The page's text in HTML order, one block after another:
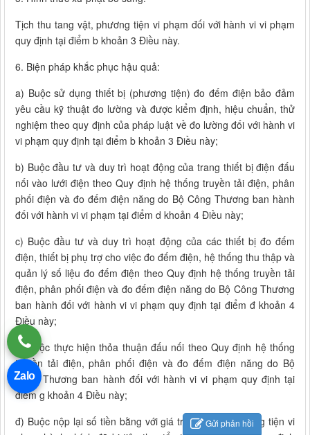
Tịch thu tang vật, phương tiện vi phạm đối với hành vi vi phạm
quy định tại điểm b khoản 3 Điều này.
6. Biện pháp khắc phục hậu quả:
a) Buộc sử dụng thiết bị (phương tiện) đo đếm điện bảo đảm
yêu cầu kỹ thuật đo lường và được kiểm định, hiệu chuẩn, thử
nghiệm theo quy định của pháp luật về đo lường đối với hành vi
vi phạm quy định tại điểm b khoản 3 Điều này;
b) Buộc đầu tư và duy trì hoạt động của trang thiết bị điện đấu
nối vào lưới điện theo Quy định hệ thống truyền tải điện, phân
phối điện và đo đếm điện năng do Bộ Công Thương ban hành
đối với hành vi vi phạm tại điểm d khoản 4 Điều này;
c) Buộc đầu tư và duy trì hoạt động của các thiết bị đo đếm
điện, thiết bị phụ trợ cho việc đo đếm điện, hệ thống thu thập và
quản lý số liệu đo đếm điện theo Quy định hệ thống truyền tải
điện, phân phối điện và đo đếm điện năng do Bộ Công Thương
ban hành đối với hành vi vi phạm quy định tại điểm đ khoản 4
Điều này;
d) Buộc thực hiện thỏa thuận đấu nối theo Quy định hệ thống
truyền tải điện, phân phối điện và đo đếm điện năng do Bộ
Công Thương ban hành đối với hành vi vi phạm quy định tại
điểm g khoản 4 Điều này;
đ) Buộc nộp lại số tiền bằng với giá trị tang vật, phương tiện vi
Gửi phản hồi
Zalo